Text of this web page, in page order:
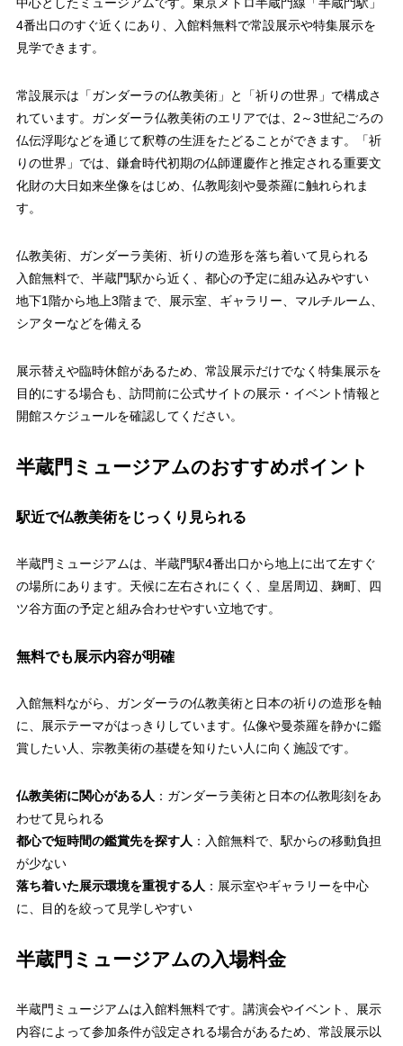
中心としたミュージアムです。東京メトロ半蔵門線「半蔵門駅」
4番出口のすぐ近くにあり、入館料無料で常設展示や特集展示を
見学できます。
常設展示は「ガンダーラの仏教美術」と「祈りの世界」で構成さ
れています。ガンダーラ仏教美術のエリアでは、2～3世紀ごろの
仏伝浮彫などを通じて釈尊の生涯をたどることができます。「祈
りの世界」では、鎌倉時代初期の仏師運慶作と推定される重要文
化財の大日如来坐像をはじめ、仏教彫刻や曼荼羅に触れられま
す。
仏教美術、ガンダーラ美術、祈りの造形を落ち着いて見られる
入館無料で、半蔵門駅から近く、都心の予定に組み込みやすい
地下1階から地上3階まで、展示室、ギャラリー、マルチルーム、
シアターなどを備える
展示替えや臨時休館があるため、常設展示だけでなく特集展示を
目的にする場合も、訪問前に公式サイトの展示・イベント情報と
開館スケジュールを確認してください。
半蔵門ミュージアムのおすすめポイント
駅近で仏教美術をじっくり見られる
半蔵門ミュージアムは、半蔵門駅4番出口から地上に出て左すぐ
の場所にあります。天候に左右されにくく、皇居周辺、麹町、四
ツ谷方面の予定と組み合わせやすい立地です。
無料でも展示内容が明確
入館無料ながら、ガンダーラの仏教美術と日本の祈りの造形を軸
に、展示テーマがはっきりしています。仏像や曼荼羅を静かに鑑
賞したい人、宗教美術の基礎を知りたい人に向く施設です。
仏教美術に関心がある人 ：ガンダーラ美術と日本の仏教彫刻をあ
わせて見られる
都心で短時間の鑑賞先を探す人 ：入館無料で、駅からの移動負担
が少ない
落ち着いた展示環境を重視する人 ：展示室やギャラリーを中心
に、目的を絞って見学しやすい
半蔵門ミュージアムの入場料金
半蔵門ミュージアムは入館料無料です。講演会やイベント、展示
内容によって参加条件が設定される場合があるため、常設展示以